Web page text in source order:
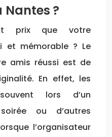
?
prix que votre
et mémorable ? Le
amis réussi est de
En effet, les
lors d’un
ou d’autres
l’organisateur